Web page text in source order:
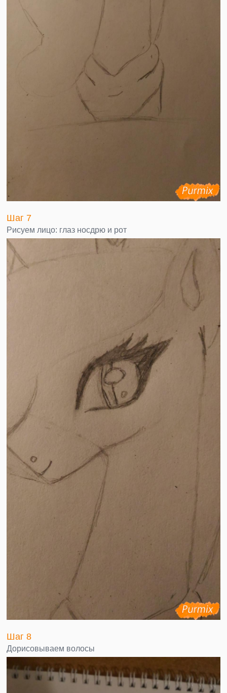
Шаг 7
Рисуем лицо: глаз носдрю и рот
Шаг 8
Дорисовываем волосы